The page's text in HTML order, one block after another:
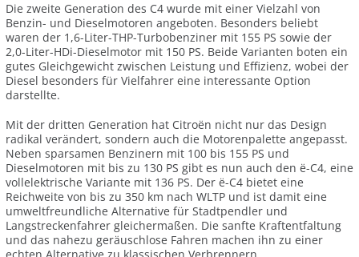
Die zweite Generation des C4 wurde mit einer Vielzahl von
Benzin- und Dieselmotoren angeboten. Besonders beliebt
waren der 1,6-Liter-THP-Turbobenziner mit 155 PS sowie der
2,0-Liter-HDi-Dieselmotor mit 150 PS. Beide Varianten boten ein
gutes Gleichgewicht zwischen Leistung und Effizienz, wobei der
Diesel besonders für Vielfahrer eine interessante Option
darstellte.
Mit der dritten Generation hat Citroën nicht nur das Design
radikal verändert, sondern auch die Motorenpalette angepasst.
Neben sparsamen Benzinern mit 100 bis 155 PS und
Dieselmotoren mit bis zu 130 PS gibt es nun auch den ë-C4, eine
vollelektrische Variante mit 136 PS. Der ë-C4 bietet eine
Reichweite von bis zu 350 km nach WLTP und ist damit eine
umweltfreundliche Alternative für Stadtpendler und
Langstreckenfahrer gleichermaßen. Die sanfte Kraftentfaltung
und das nahezu geräuschlose Fahren machen ihn zu einer
echten Alternative zu klassischen Verbrennern.